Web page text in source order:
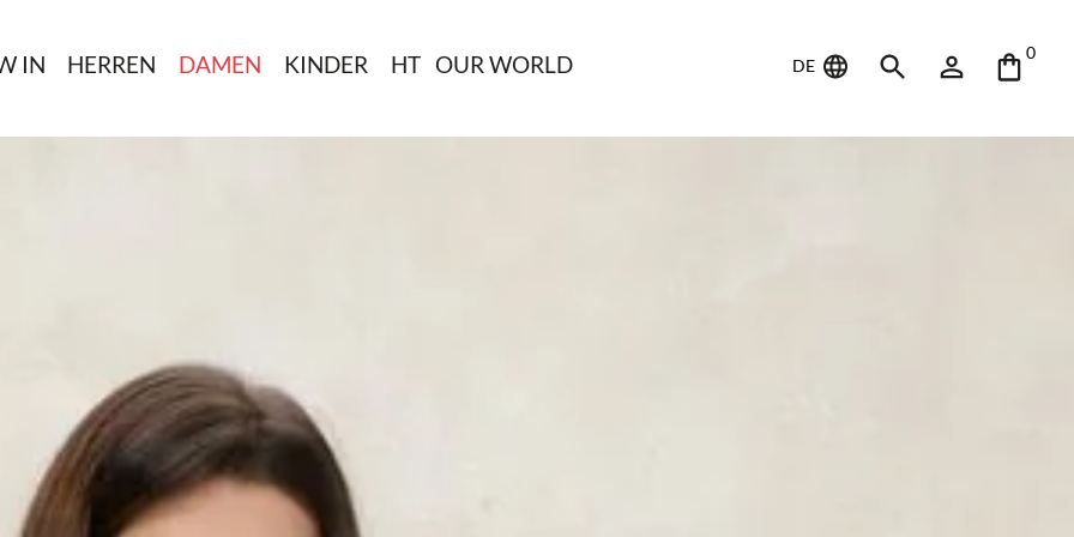
IN HERREN DAMEN KINDER HT OUR WORLD DE
0